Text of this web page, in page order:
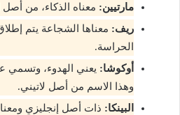
مارتيين: معناه الذكاء، من أصل
ريف: معناها الشجاعة يتم
الحراسة.
أوكوشا: يعني الهدوء، وتسمي
وهذا الاسم من أصل لاتيني.
البينكا: ذات أصل إنجليزي